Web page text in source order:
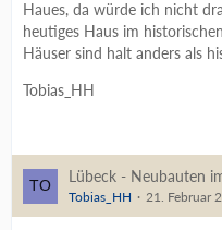
Haues, da würde ich nicht
heutiges Haus im
Häuser sind halt anders als
Tobias_HH
Lübeck - Neubauten
Tobias_HH 21. Februar